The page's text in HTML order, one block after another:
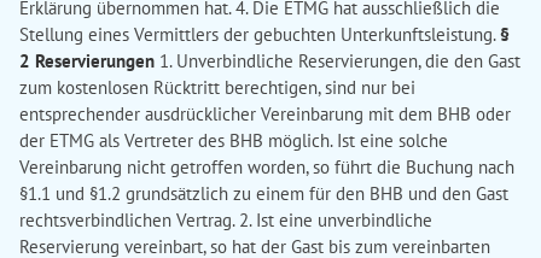
Erklärung übernommen hat. 4. Die ETMG hat ausschließlich die
Stellung eines Vermittlers der gebuchten Unterkunftsleistung.§
2 Reservierungen 1. Unverbindliche Reservierungen, die den Gast
zum kostenlosen Rücktritt berechtigen, sind nur bei
entsprechender ausdrücklicher Vereinbarung mit dem BHB oder
der ETMG als Vertreter des BHB möglich. Ist eine solche
Vereinbarung nicht getroffen worden, so führt die Buchung nach
§1.1 und §1.2 grundsätzlich zu einem für den BHB und den Gast
rechtsverbindlichen Vertrag. 2. Ist eine unverbindliche
Reservierung vereinbart, so hat der Gast bis zum vereinbarten